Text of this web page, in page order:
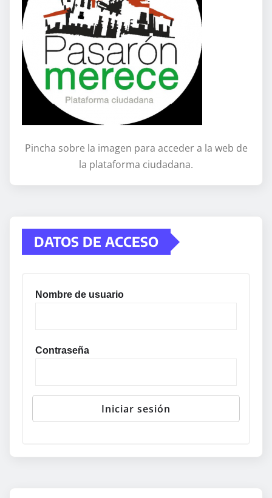
Pincha sobre la imagen para acceder a la web de
la plataforma ciudadana.
DATOS DE ACCESO
Nombre de usuario
Contraseña